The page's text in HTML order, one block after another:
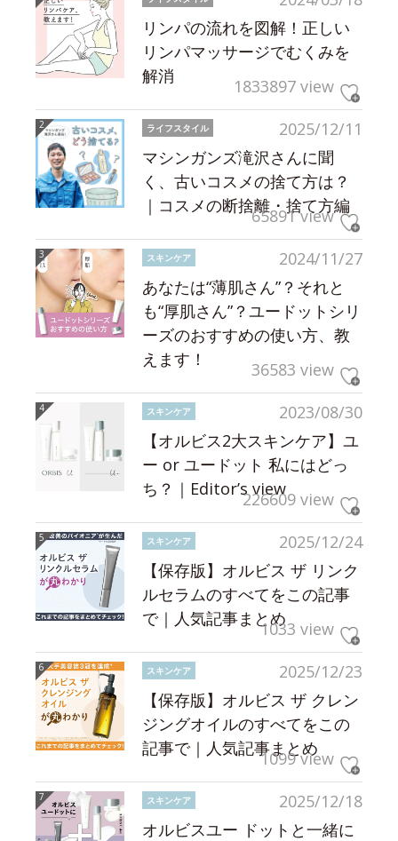
リンパの流れを図解！正しい
リンパマッサージでむくみを
解消
1833897 view
2025/12/11
ライフスタイル
マシンガンズ滝沢さんに聞
く、古いコスメの捨て方は？
｜コスメの断捨離・捨て方編
65891 view
2024/11/27
スキンケア
あなたは“薄肌さん”？それと
も“厚肌さん”？ユードットシリ
ーズのおすすめの使い方、教
えます！
36583 view
2023/08/30
スキンケア
【オルビス2大スキンケア】ユ
ー or ユードット 私にはどっ
ち？｜Editor’s view226609 view
2025/12/24
スキンケア
【保存版】オルビス ザ リンク
ルセラムのすべてをこの記事
で｜人気記事まとめ1033 view
2025/12/23
スキンケア
【保存版】オルビス ザ クレン
ジングオイルのすべてをこの
記事で｜人気記事まとめ
1099 view
2025/12/18
スキンケア
オルビスユー ドットと一緒に